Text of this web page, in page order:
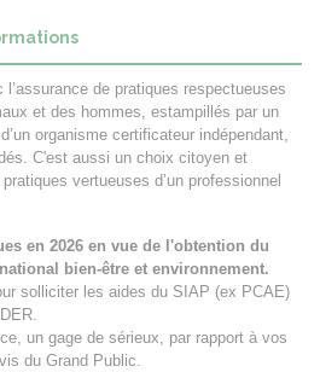
de pratiques respectueuses
et des hommes, estampillés par un
organisme certificateur indépendant,
C'est aussi un choix citoyen et
vertueuses d’un professionnel
en 2026 en vue de l'obtention du
bien-être et environnement.
solliciter les aides du SIAP (ex PCAE)
un gage de sérieux, par rapport à vos
du Grand Public.